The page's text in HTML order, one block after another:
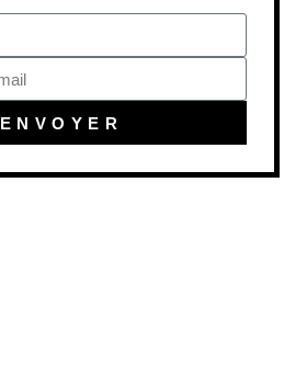
ENVOYER